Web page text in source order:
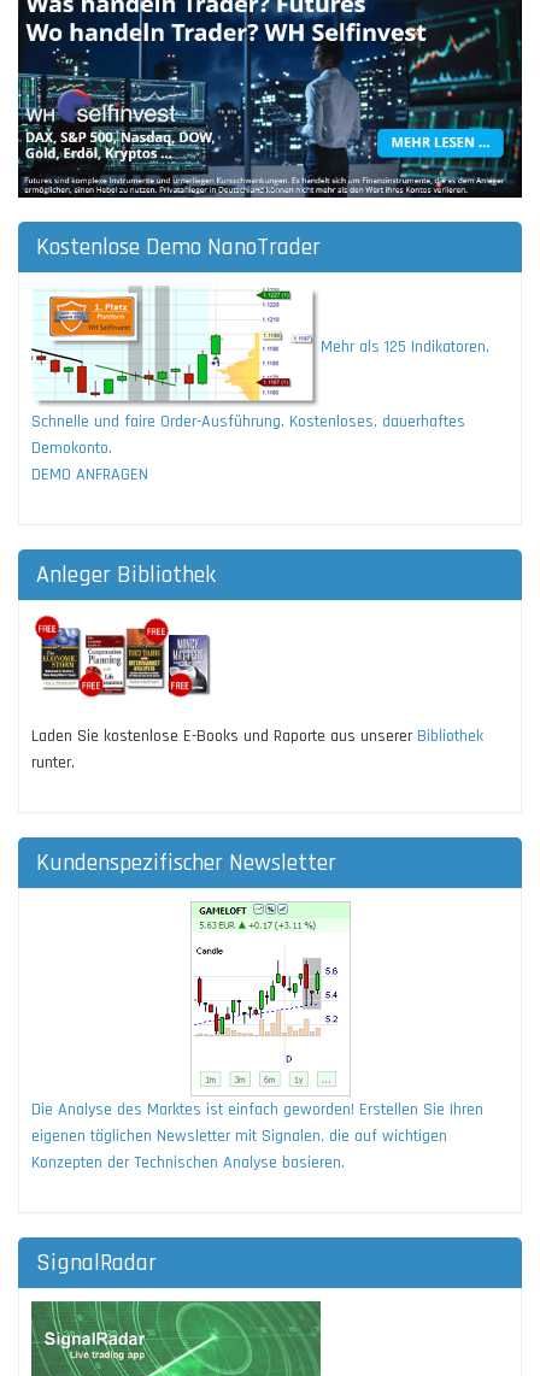
Kostenlose Demo NanoTrader
Mehr als 125 Indikatoren.
Schnelle und faire Order-Ausführung. Kostenloses, dauerhaftes
Demokonto.
DEMO ANFRAGEN
Anleger Bibliothek
Laden Sie kostenlose E-Books und Raporte aus unserer Bibliothek
runter.
Kundenspezifischer Newsletter
Die Analyse des Marktes ist einfach geworden! Erstellen Sie Ihren
eigenen täglichen Newsletter mit Signalen, die auf wichtigen
Konzepten der Technischen Analyse basieren.
SignalRadar